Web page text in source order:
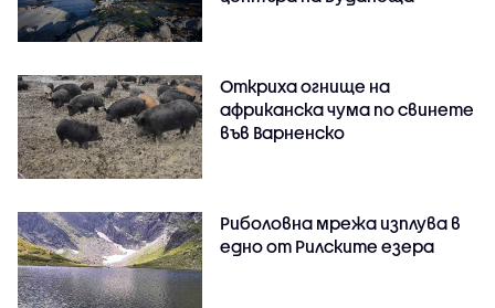
Откриха огнище на
африканска чума по свинете
във Варненско
Риболовна мрежа изплува в
едно от Рилските езера